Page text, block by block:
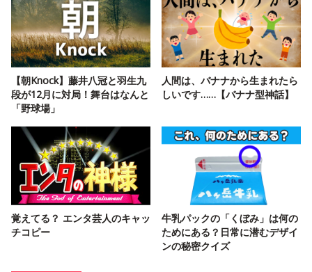
【朝Knock】藤井八冠と羽生九
段が12月に対局！舞台はなんと
「野球場」
人間は、バナナから生まれたら
しいです……【バナナ型神話】
覚えてる？ エンタ芸人のキャッ
チコピー
牛乳パックの「くぼみ」は何の
ためにある？日常に潜むデザイ
ンの秘密クイズ